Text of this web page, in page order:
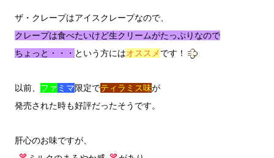
ザ・クレープはアイスクレープなので、
クレープは食べたいけど生クリームがたっぷりなので
ちょっと・・・ という方にはオススメ です！
以前、 ファ ミマ限定でティラミス味が
発売された時も好評だったそうです。
肝心のお味ですが、